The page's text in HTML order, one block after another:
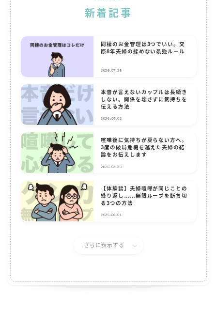
新着記事
同棲のお金管理は3つでいい。交
際8年夫婦の揉めない最強ルール
2026.07.26
本音が言えないカップルは長続き
しない。関係を壊さずに気持ちを
伝える方法
2026.04.02
喧嘩後に気持ちが戻らない方へ。
3度の破局危機を越えた夫婦の結
論をお伝えします
2026.03.30
【体験談】夫婦喧嘩が同じことの
繰り返し……無限ループを断ち切
る3つの方法
2025.06.04
さらに表示する